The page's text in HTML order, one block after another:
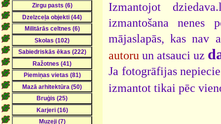
Izmantojot
izmantošana nenes
mājaslapās, kas
autoru un atsauci uz
Ja fotogrāfijas
izmantot tikai pēc